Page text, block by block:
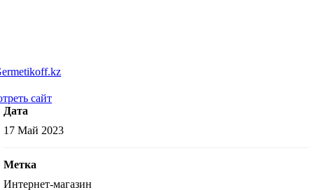
сайт
Дата
17 Май 2023
Метка
Интернет-магазин